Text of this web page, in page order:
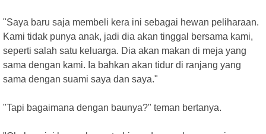
"Saya baru saja membeli kera ini sebagai hewan peliharaan.
Kami tidak punya anak, jadi dia akan tinggal bersama kami,
seperti salah satu keluarga. Dia akan makan di meja yang
sama dengan kami. Ia bahkan akan tidur di ranjang yang
sama dengan suami saya dan saya."
"Tapi bagaimana dengan baunya?" teman bertanya.